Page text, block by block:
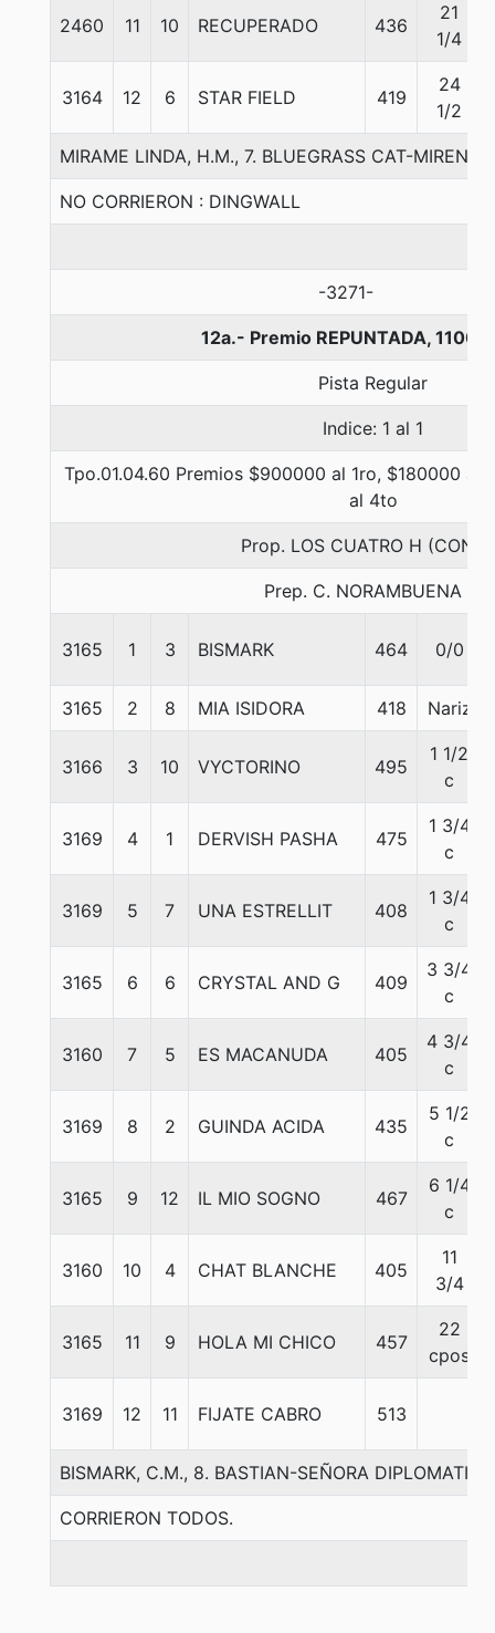
2460 11 10 RECUPERADO 436
21
1/4
3164 12 6 STAR FIELD 419
24
1/2
MIRAME LINDA, H.M., 7. BLUEGRASS CAT-
NO CORRIERON : DINGWALL
-3271-
12a.- Premio REPUNTADA, 1100
Pista Regular
Indice: 1 al 1
Tpo.01.04.60 Premios $900000 al 1ro, $180000 al
al 4to
Prop. LOS CUATRO H
Prep. C. NORAMBUENA B.
3165 1 3 BISMARK 464 0/0
3165 2 8 MIA ISIDORA 418 Nariz
3166 3 10 VYCTORINO 495
1 1/2
c
3169 4 1 DERVISH PASHA 475
1 3/4
c
3169 5 7 UNA ESTRELLIT 408
1 3/4
c
3165 6 6 CRYSTAL AND G 409
3 3/4
c
3160 7 5 ES MACANUDA 405
4 3/4
c
3169 8 2 GUINDA ACIDA 435
5 1/2
c
3165 9 12 IL MIO SOGNO 467
6 1/4
c
3160 10 4 CHAT BLANCHE 405
11
3/4
3165 11 9 HOLA MI CHICO 457
22
cpos
3169 12 11 FIJATE CABRO 513
BISMARK, C.M., 8. BASTIAN-SEÑORA
CORRIERON TODOS.